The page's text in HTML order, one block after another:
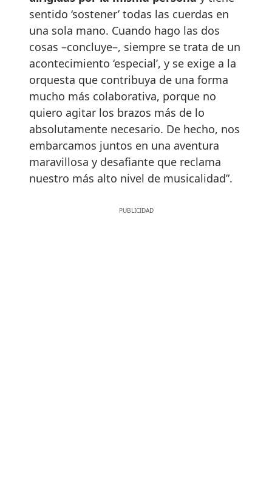
sentido ‘sostener’ todas las cuerdas en
una sola mano. Cuando hago las dos
cosas –concluye–, siempre se trata de un
acontecimiento ‘especial’, y se exige a la
orquesta que contribuya de una forma
mucho más colaborativa, porque no
quiero agitar los brazos más de lo
absolutamente necesario. De hecho, nos
embarcamos juntos en una aventura
maravillosa y desafiante que reclama
nuestro más alto nivel de musicalidad”.